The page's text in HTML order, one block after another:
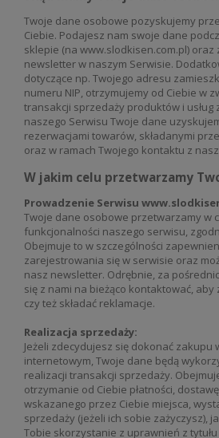
Twoje dane osobowe pozyskujemy
Ciebie. Podajesz nam swoje dane
sklepie (na www.slodkisen.com.pl) oraz
newsletter w naszym Serwisie.
dotyczące np. Twojego adresu
numeru NIP, otrzymujemy od Ciebie w
transakcji sprzedaży produktów i usług
naszego Serwisu Twoje dane
rezerwacjami towarów, składanymi
oraz w ramach Twojego kontaktu z
W jakim celu przetwarzamy
Prowadzenie Serwisu
Twoje dane osobowe przetwarzamy w
funkcjonalności naszego serwisu,
Obejmuje to w szczególności
zarejestrowania się w serwisie oraz
nasz newsletter. Odrębnie, za
się z nami na bieżąco kontaktować,
czy też składać reklamacje.
Realizacja sprzedaży:
Jeżeli zdecydujesz się dokonać zakupu
internetowym, Twoje dane będą
realizacji transakcji sprzedaży.
otrzymanie od Ciebie płatności,
wskazanego przez Ciebie miejsca,
sprzedaży (jeżeli ich sobie zażyczysz),
Tobie skorzystanie z uprawnień z